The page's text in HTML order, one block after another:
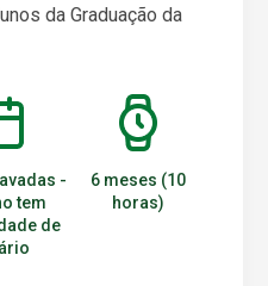
da Graduação da
-
tem
de
6 meses (10
horas)